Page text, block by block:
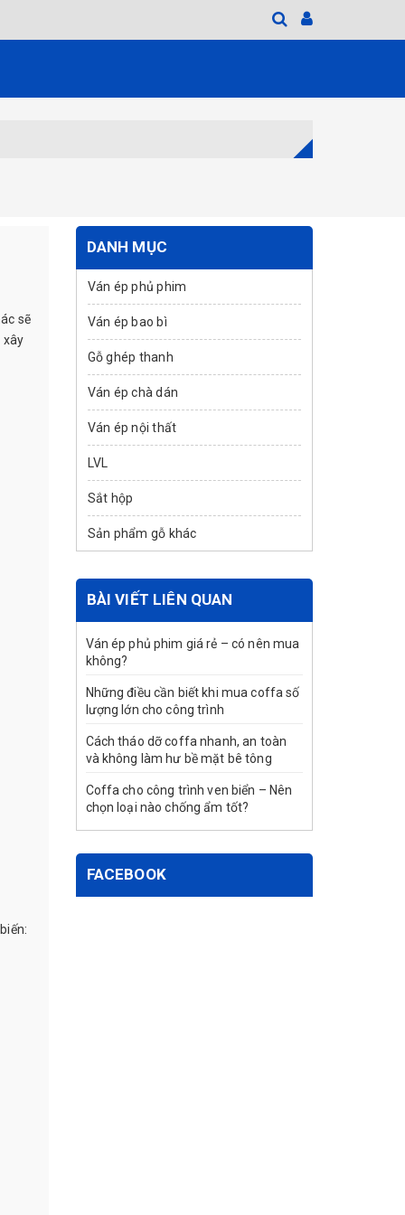
sẽ
DANH MỤC
Ván ép phủ phim
Ván ép bao bì
Gỗ ghép thanh
Ván ép chà dán
Ván ép nội thất
LVL
Sắt hộp
Sản phẩm gỗ khác
BÀI VIẾT LIÊN QUAN
Ván ép phủ phim giá rẻ – có nên mua
không?
Những điều cần biết khi mua coffa số
lượng lớn cho công trình
Cách tháo dỡ coffa nhanh, an toàn
và không làm hư bề mặt bê tông
Coffa cho công trình ven biển – Nên
chọn loại nào chống ẩm tốt?
FACEBOOK